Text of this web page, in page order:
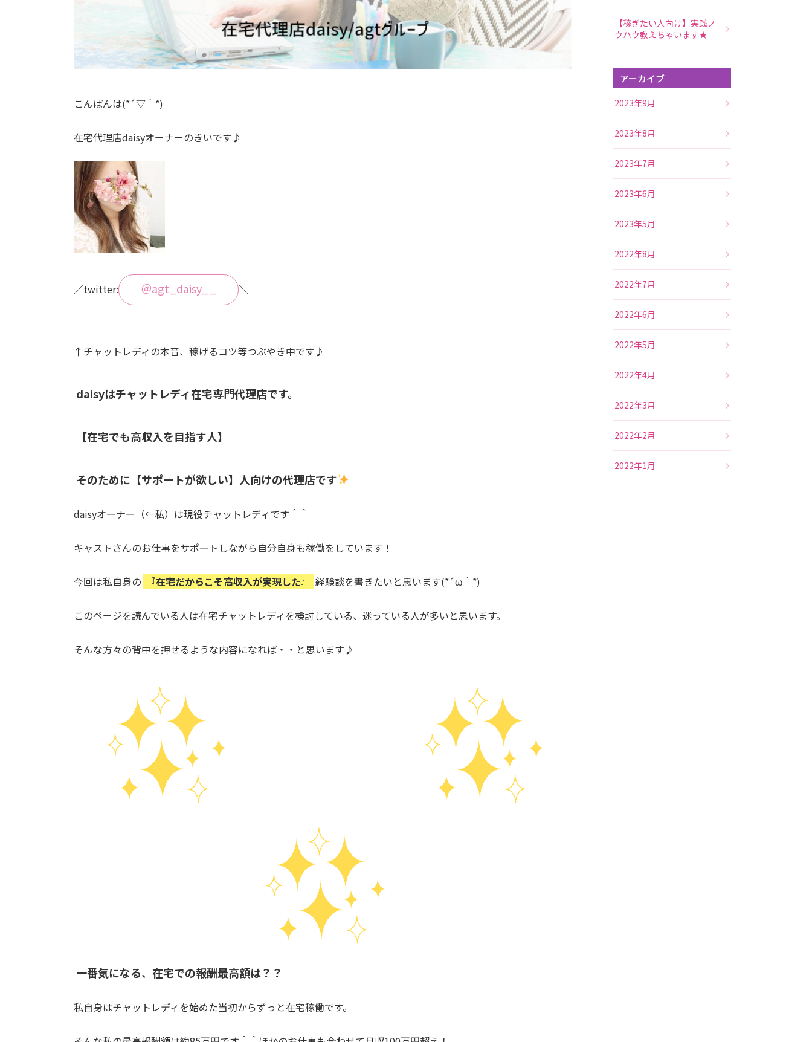
こんばんは(*´▽｀*)
在宅代理店daisyオーナーのきいです♪
／twitter: ＠agt_daisy__ ＼
↑チャットレディの本音、稼げるコツ等つぶやき中です♪
daisyはチャットレディ在宅専門代理店です。
【在宅でも高収入を目指す人】
そのために【サポートが欲しい】人向けの代理店です
daisyオーナー（←私）は現役チャットレディです＾＾
キャストさんのお仕事をサポートしながら自分自身も稼働をしています！
今回は私自身の 『在宅だからこそ高収入が実現した』 経験談を書きたいと思います(*´ω｀*)
このページを読んでいる人は在宅チャットレディを検討している、迷っている人が多いと思います。
そんな方々の背中を押せるような内容になれば・・と思います♪
一番気になる、在宅での報酬最高額は？？
私自身はチャットレディを始めた当初からずっと在宅稼働です。
【稼ぎたい人向け】実践ノ
ウハウ教えちゃいます★
アーカイブ
2023年9月
2023年8月
2023年7月
2023年6月
2023年5月
2022年8月
2022年7月
2022年6月
2022年5月
2022年4月
2022年3月
2022年2月
2022年1月